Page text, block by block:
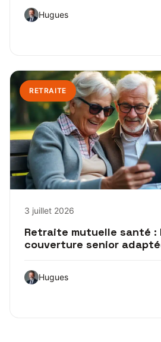
Hugues
RETRAITE
3 juillet 2026
Retraite mutuelle santé :
couverture senior
Hugues